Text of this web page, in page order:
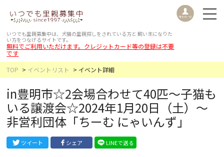
いつでも里親募集中は、犬猫の里親探しをされている方と 飼い主になりた
い方をつなげるサイトです。
無料でご利用いただけます。クレジットカード等の登録は不要
です
TOP
イベントリスト イベント詳細
in豊明市☆2会場合わせて40匹～子猫も
いる譲渡会☆2024年1月20日（土）～
非営利団体「ちーむ にゃいんず」
ツイート シェア LINEで送る